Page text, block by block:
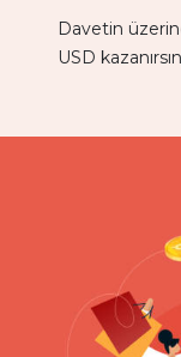
Davetin
USD